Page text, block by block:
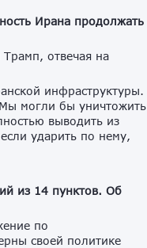
Ирана продолжать
отвечая на
инфраструктуры.
могли бы уничтожить
выводить из
ударить по нему,
из 14 пунктов. Об
по
своей политике